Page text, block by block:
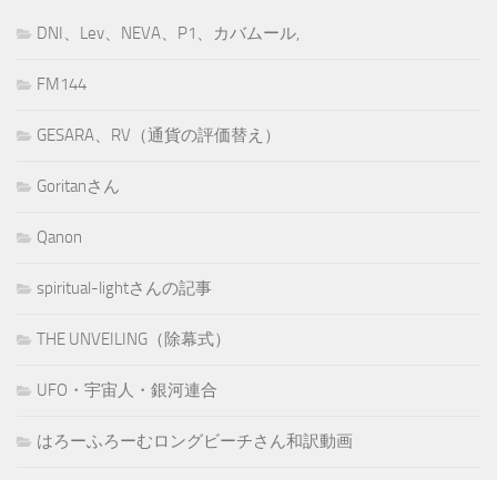
DNI、Lev、NEVA、P1、カバムール,
FM144
GESARA、RV（通貨の評価替え）
Goritanさん
Qanon
spiritual-lightさんの記事
THE UNVEILING（除幕式）
UFO・宇宙人・銀河連合
はろーふろーむロングビーチさん和訳動画